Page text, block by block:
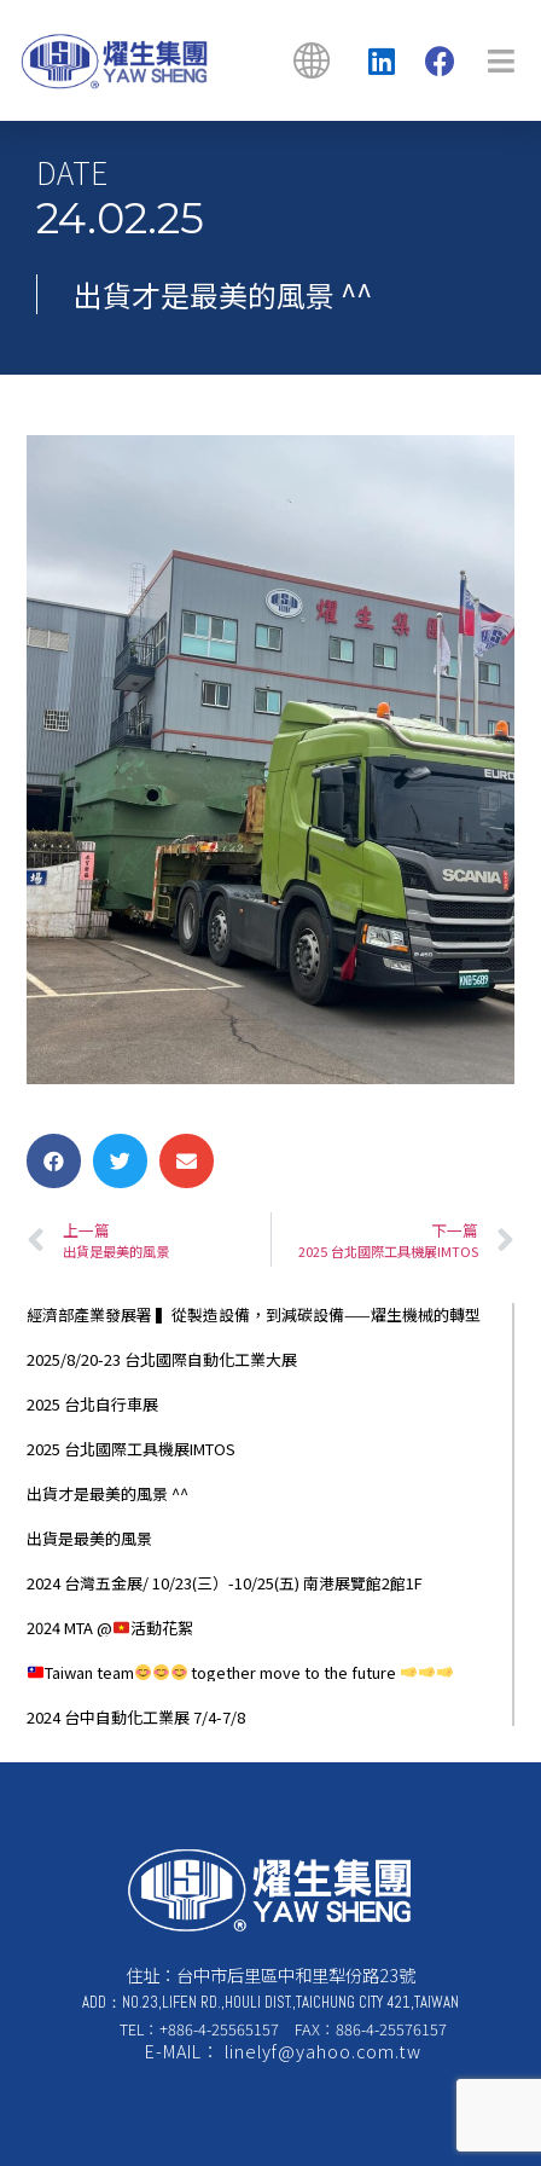
DATE
24.02.25
出貨才是最美的風景 ^^
經濟部產業發展署 ▍從製造設備，到減碳設備——燿生機械的轉型
2025/8/20-23 台北國際自動化工業大展
2025 台北自行車展
2025 台北國際工具機展IMTOS
出貨才是最美的風景 ^^
出貨是最美的風景
2024 台灣五金展/ 10/23(三）-10/25(五) 南港展覽館2館1F
2024 MTA @
活動花絮
Taiwan team
together move to the future
2024 台中自動化工業展 7/4-7/8
上一篇
出貨是最美的風景
下一篇
2025 台北國際工具機展IMTOS
住址：台中市后里區中和里犁份路23號
ADD：NO.23,LIFEN RD.,HOULI DIST.,TAICHUNG CITY 421,TAIWAN
TEL：+886-4-25565157 FAX：886-4-25576157
E-MAIL： linelyf@yahoo.com.tw